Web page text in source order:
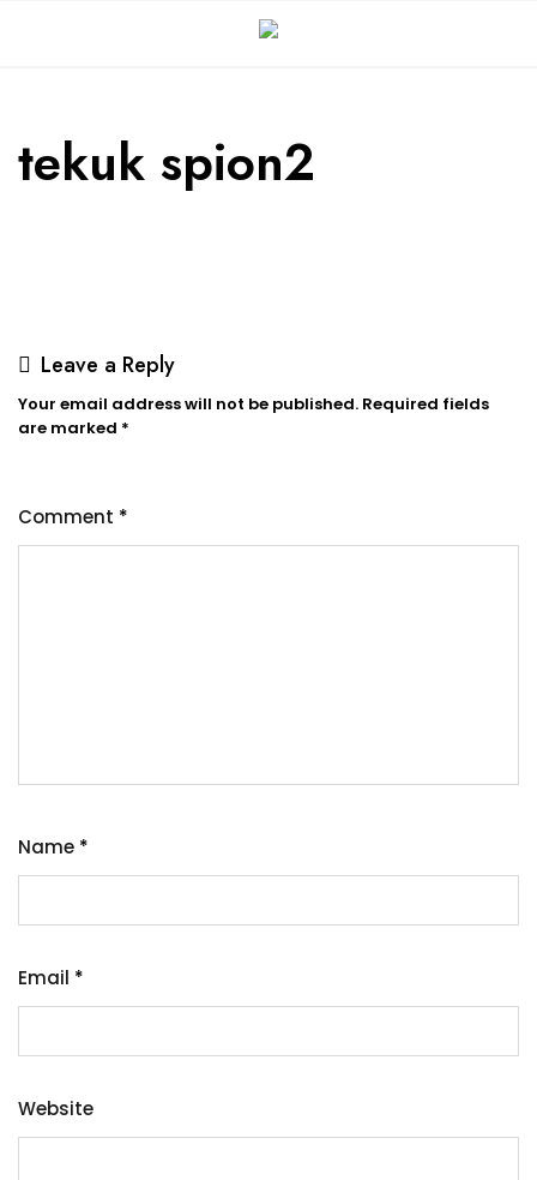
tekuk spion2
Leave a Reply
Your email address will not be published. Required fields
are marked *
Comment *
Name *
Email *
Website